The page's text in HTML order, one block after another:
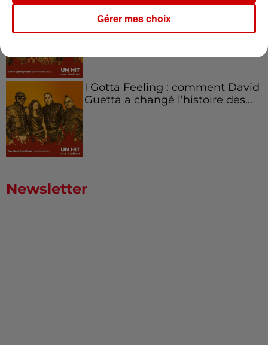
Born in the U.S.A - Bruce
Springsteen : la chanson que
l’Amérique...
I Gotta Feeling : comment David
Guetta a changé l’histoire des...
Newsletter
Gérer mes choix